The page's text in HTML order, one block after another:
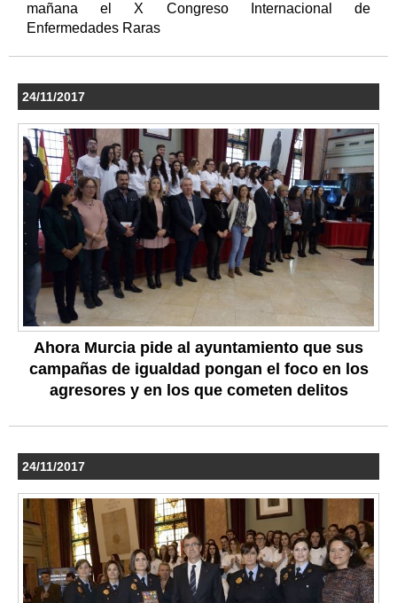
mañana el X Congreso Internacional de
Enfermedades Raras
24/11/2017
Ahora Murcia pide al ayuntamiento que sus
campañas de igualdad pongan el foco en los
agresores y en los que cometen delitos
24/11/2017